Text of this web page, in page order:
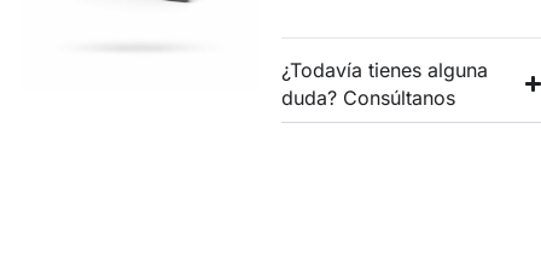
¿Todavía tienes alguna
duda? Consúltanos